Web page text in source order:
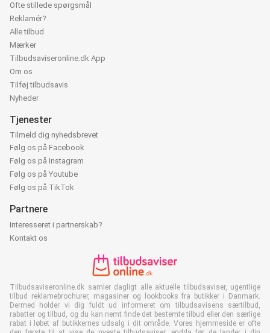
Ofte stillede spørgsmål
Reklamér?
Alle tilbud
Mærker
Tilbudsaviseronline.dk App
Om os
Tilføj tilbudsavis
Nyheder
Tjenester
Tilmeld dig nyhedsbrevet
Følg os på Facebook
Følg os på Instagram
Følg os på Youtube
Følg os på TikTok
Partnere
Interesseret i partnerskab?
Kontakt os
Tilbudsaviseronline.dk samler dagligt alle aktuelle tilbudsaviser, ugentlige
tilbud reklamebrochurer, magasiner og lookbooks fra butikker i Danmark.
Dermed holder vi dig fuldt ud informeret om tilbudsavisens særtilbud,
rabatter og tilbud, og du kan nemt finde det bestemte tilbud eller den særlige
rabat i løbet af butikkernes udsalg i dit område. Vores hjemmeside er ofte